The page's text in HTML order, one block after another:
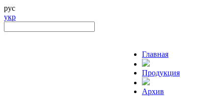
рус
укр
Главная
Продукция
Архив